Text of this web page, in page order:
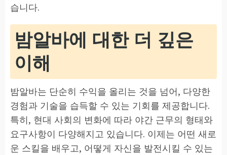
습니다.
밤알바에 대한 더 깊은
이해
밤알바는 단순히 수익을 올리는 것을 넘어, 다양한
경험과 기술을 습득할 수 있는 기회를 제공합니다.
특히, 현대 사회의 변화에 따라 야간 근무의 형태와
요구사항이 다양해지고 있습니다. 이제는 어떤 새로
운 스킬을 배우고, 어떻게 자신을 발전시킬 수 있는